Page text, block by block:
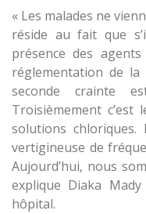
« Les malades ne
réside au fait que
présence des
réglementation de la
seconde crainte
Troisièmement c’est
solutions
vertigineuse de
Aujourd’hui, nous
explique Diaka
hôpital.